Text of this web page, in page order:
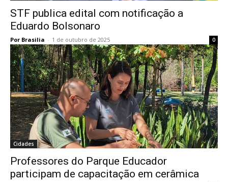
STF publica edital com notificação a
Eduardo Bolsonaro
Por Brasilia - 1 de outubro de 2025 0
Cidades
Professores do Parque Educador
participam de capacitação em cerâmica